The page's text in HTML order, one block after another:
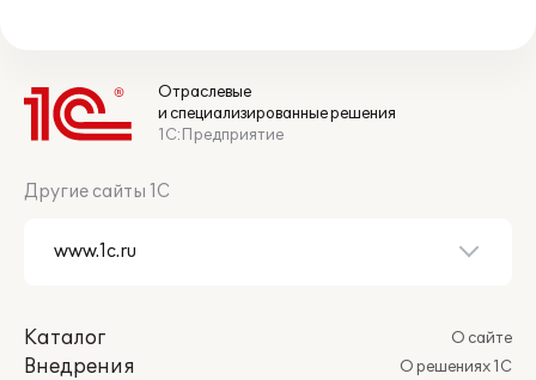
Отраслевые
и специализированные решения
1С:Предприятие
Другие сайты 1С
Каталог
Внедрения
О сайте
О решениях 1С